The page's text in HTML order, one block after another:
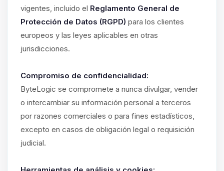
vigentes, incluido el Reglamento General de
Protección de Datos (RGPD) para los clientes
europeos y las leyes aplicables en otras
jurisdicciones.
Compromiso de confidencialidad:
ByteLogic se compromete a nunca divulgar, vender
o intercambiar su información personal a terceros
por razones comerciales o para fines estadísticos,
excepto en casos de obligación legal o requisición
judicial.